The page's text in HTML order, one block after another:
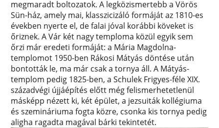
megmaradt boltozatok. A legközismertebb a Vörös
Sün-ház, amely mai, klasszicizáló formáját az 1810-es
években nyerte el, de falai jóval korábbi köveket is
őriznek. A Vár két nagy temploma közül egyik sem
őrzi már eredeti formáját: a Mária Magdolna-
templomot 1950-ben Rákosi Mátyás döntése után
bontották le, ma már csak a tornya áll. A Mátyás-
templom pedig 1825-ben, a Schulek Frigyes-féle XIX.
századvégi újjáépítés előtt még felismerhetetlenül
másképp nézett ki, két épület, a jezsuiták kollégiuma
és szemináriuma fogta közre, csonka kis tornya pedig
aligha ragadta magával bárki tekintetét.